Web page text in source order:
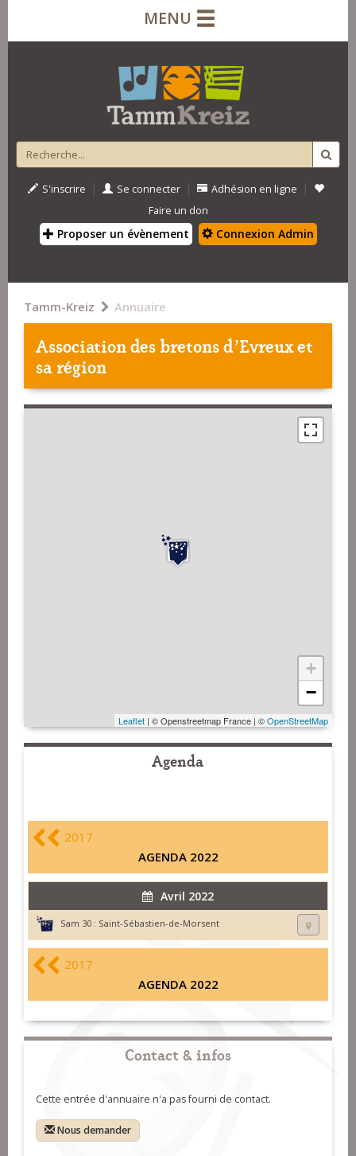
MENU
S'inscrire | Se connecter | Adhésion en ligne |
Faire un don
Proposer un évènement Connexion Admin
Tamm-Kreiz Annuaire
Association des bretons d’Evreux et
sa région
+
−
Leaflet | © Openstreetmap France | ©OpenStreetMap
Agenda
2017
AGENDA 2022
Avril 2022
Sam 30 : Saint-Sébastien-de-Morsent
2017
AGENDA 2022
Contact & infos
Cette entrée d'annuaire n'a pas fourni de contact.
Nous demander